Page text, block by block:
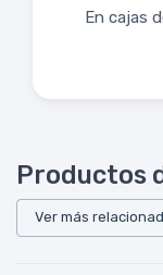
En cajas
Productos
Ver más